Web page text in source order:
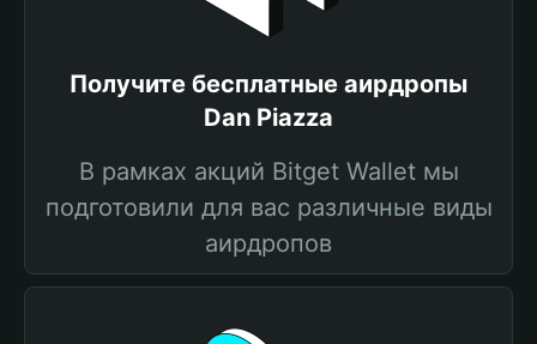
Получите бесплатные аирдропы
Dan Piazza
В рамках акций Bitget Wallet мы
подготовили для вас различные виды
аирдропов